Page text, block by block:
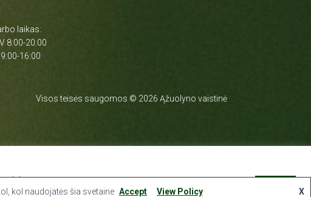
laikas:
V 8:00-20:00
9:00-16:00
Visos teisės saugomos © 2026 Ąžuolyno vaistinė
kol naudojatės šia svetaine X
Accept View Policy